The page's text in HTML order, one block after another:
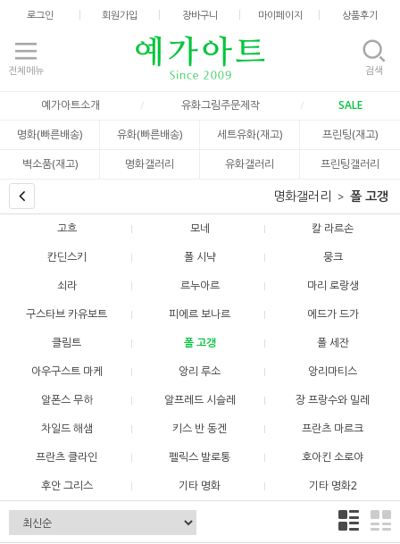
로그인 회원가입 장바구니 마이페이지 상품후기
전체메뉴 검색
예가아트소개 유화그림주문제작
SALE
명화(빠른배송)
유화(빠른배송) 세트유화(재고)
프린팅(재고)
벽소품(재고)
명화갤러리 유화갤러리 프린팅갤러리
명화갤러리 폴 고갱
고흐 모네
칼 라르손
칸딘스키
폴 시냑
뭉크
쇠라
르누아르
마리 로랑생
구스타브 카유보트
피에르 보나르
에드가 드가
클림트
폴 고갱
폴 세잔
아우구스트 마케
앙리 루소
앙리마티스
알폰스 무하
알프레드 시슬레
장 프랑수와 밀레
차일드 해샘
키스 반 동겐
프란츠 마르크
프란츠 클라인
펠릭스 발로통
호아킨 소로야
후안 그리스
기타 명화 기타 명화2